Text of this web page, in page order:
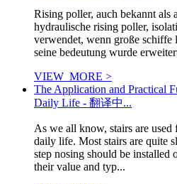
Rising poller, auch bekannt als
hydraulische rising poller,
verwendet, wenn große schiffe
seine bedeutung wurde
VIEW_MORE >
The Application and Practical
Daily Life - 翻译中...
As we all know, stairs are
daily life. Most stairs are quite
step nosing should be
their value and typ...